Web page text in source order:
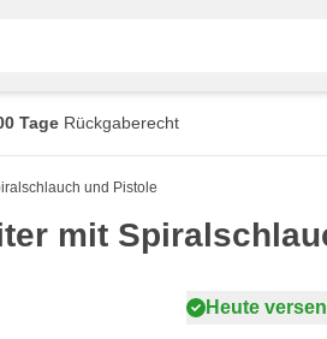
Tage Rückgaberecht
und Pistole
mit
Heute